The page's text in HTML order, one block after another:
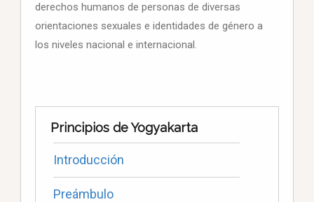
derechos humanos de personas de diversas
orientaciones sexuales e identidades de género a
los niveles nacional e internacional.
Principios de Yogyakarta
Introducción
Preámbulo